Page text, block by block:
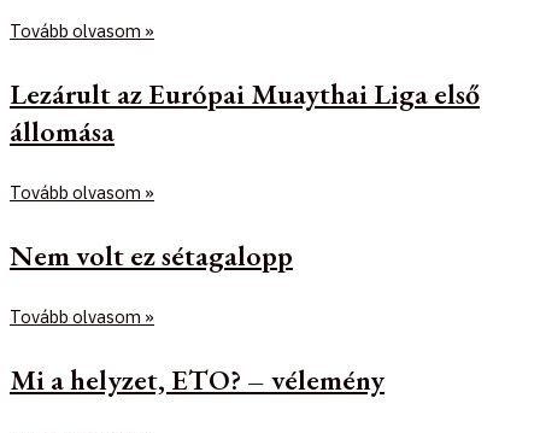
Tovább olvasom »
Lezárult az Európai Muaythai Liga első
állomása
Tovább olvasom »
Nem volt ez sétagalopp
Tovább olvasom »
Mi a helyzet, ETO? – vélemény